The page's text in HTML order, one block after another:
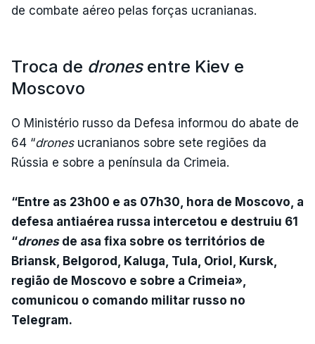
de combate aéreo pelas forças ucranianas.
Troca de dronesentre Kiev e
Moscovo
O Ministério russo da Defesa informou do abate de
64 “drones ucranianos sobre sete regiões da
Rússia e sobre a península da Crimeia.
“Entre as 23h00 e as 07h30, hora de Moscovo, a
defesa antiaérea russa intercetou e destruiu 61
“drones de asa fixa sobre os territórios de
Briansk, Belgorod, Kaluga, Tula, Oriol, Kursk,
região de Moscovo e sobre a Crimeia»,
comunicou o comando militar russo no
Telegram.